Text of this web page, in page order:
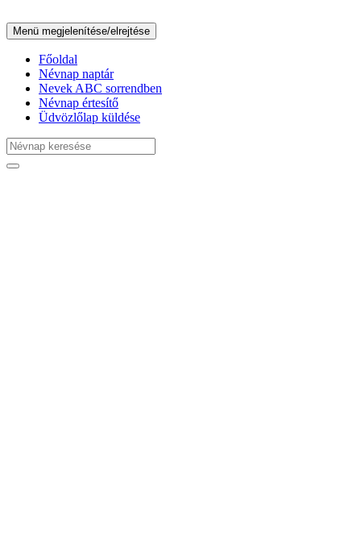
Menü megjelenítése/elrejtése
Főoldal
Névnap naptár
Nevek ABC sorrendben
Névnap értesítő
Üdvözlőlap küldése